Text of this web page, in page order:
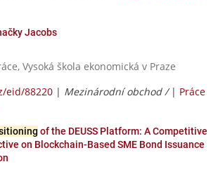
Jacobs
Vysoká škola ekonomická v Praze
eid/88220 | Mezinárodní obchod / | Práce
of the DEUSS Platform: A Competitive
on Blockchain-Based SME Bond Issuance